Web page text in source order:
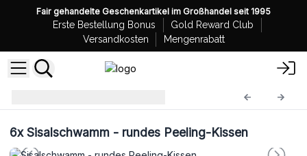
Fair gehandelte Geschenkartikel im Großhandel seit 1995
Erste Bestellung Bonus
Gold Reward Club
Versandkosten
Mengenrabatt
6xSisalschwamm - rundes Peeling-Kissen